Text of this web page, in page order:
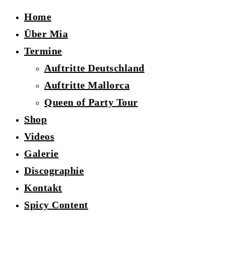
Home
Über Mia
Termine
Auftritte Deutschland
Auftritte Mallorca
Queen of Party Tour
Shop
Videos
Galerie
Discographie
Kontakt
Spicy Content